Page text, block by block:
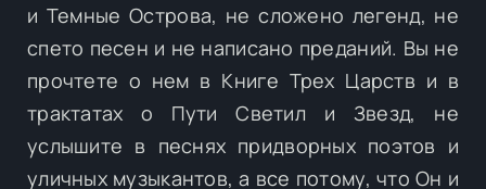
и Темные Острова, не сложено легенд, не
спето песен и не написано преданий. Вы не
прочтете о нем в Книге Трех Царств и в
трактатах о Пути Светил и Звезд, не
услышите в песнях придворных поэтов и
уличных музыкантов, а все потому, что Он и